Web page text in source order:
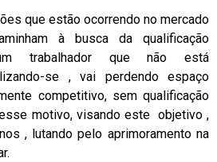
que estão ocorrendo no mercado
à busca da qualificação
trabalhador que não está
se , vai perdendo espaço
competitivo, sem qualificação
motivo, visando este objetivo ,
, lutando pelo aprimoramento na